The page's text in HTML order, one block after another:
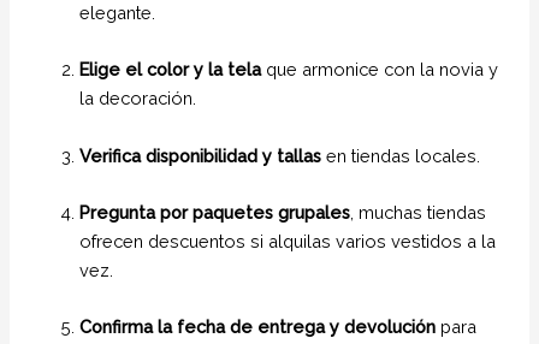
elegante.
Elige el color y la telaque armonice con la novia y
la decoración.
Verifica disponibilidad y tallas en tiendas locales.
Pregunta por paquetes grupales , muchas tiendas
ofrecen descuentos si alquilas varios vestidos a la
vez.
Confirma la fecha de entrega y devolución para